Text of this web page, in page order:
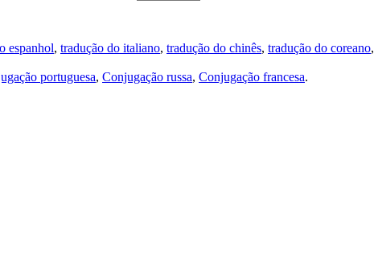
espanhol, tradução do italiano, tradução do chinês, tradução do coreano,
portuguesa, Conjugação russa, Conjugação francesa.